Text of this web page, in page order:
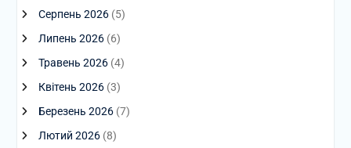
Серпень 2026(5)
Липень 2026(6)
Травень 2026(4)
Квітень 2026(3)
Березень 2026(7)
Лютий 2026(8)